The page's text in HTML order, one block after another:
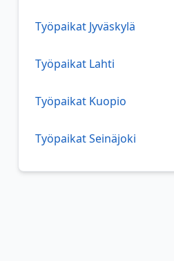
Työpaikat Jyväskylä
Työpaikat Lahti
Työpaikat Kuopio
Työpaikat Seinäjoki